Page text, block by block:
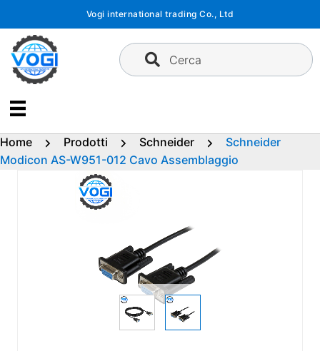
contenuto
Vogi international trading Co., Ltd
Cerca
Home Prodotti Schneider
Schneider
Modicon AS-W951-012 Cavo Assemblaggio